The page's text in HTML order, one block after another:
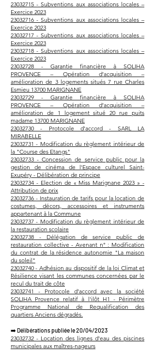
23032715 - Subventions aux associations locales –
Exercice 2023
23032716 - Subventions aux associations locales –
Exercice 2023
23032717 - Subventions aux associations locales –
Exercice 2023
23032718 - Subventions aux associations locales –
Exercice 2023
23032728 - Garantie financière à SOLIHA
PROVENCE – Opération d’acquisition –
amélioration de 3 logements situés 7 rue Charles
Esmieu 13700 MARIGNANE
23032729 - Garantie financière à SOLIHA
PROVENCE – Opération d’acquisition –
amélioration de 1 logement situé 20 rue puits
madame 13700 MARIGNANE
23032730 - Protocole d'accord - SARL LA
MIRABELLE
23032731 - Modification du règlement intérieur de
la "Course des Etangs"
23032733 - Concession de service public pour la
gestion de cinéma de l'Espace culturel Saint-
Exupéry - Délibération de principe
23032734 - Election de « Miss Marignane 2023 » -
Attribution de prix
23032736 - Instauration de tarifs pour la location de
costumes, décors, accessoires et instruments
appartenant à la Commune
23032737 - Modification du règlement intérieur de
la restauration scolaire
23032738 - Délégation de service public de
restauration collective - Avenant n° : Modification
du contrat de la résidence autonomie "La maison
du soleil"
23032740 - Adhésion au dispositif de la loi Climat et
Résilience visant les communes concernées par le
recul du trait de côte
23032741 - Protocole d’accord avec la société
SOLIHA Provence relatif à l'ilôt H1 - Périmètre
Programme National de Requalification des
quartiers Anciens dégradés.
➡️ Délibérations publiée le 20/04/2023
23032732 - Location des lignes d'eau des piscines
municipales aux maîtres-nageurs